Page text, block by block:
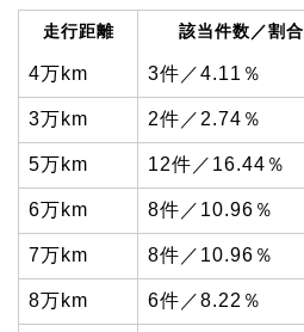
走行距離 該当件数／割合
4万km 3件／4.11％
3万km 2件／2.74％
5万km 12件／16.44％
6万km 8件／10.96％
7万km 8件／10.96％
8万km 6件／8.22％